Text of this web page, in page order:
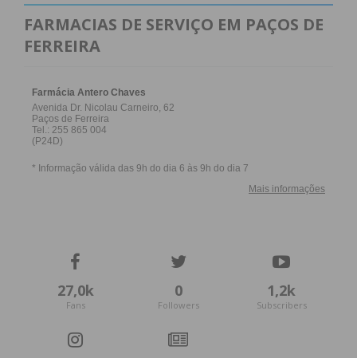
FARMACIAS DE SERVIÇO EM PAÇOS DE
FERREIRA
27,0k
Fans
0
Followers
1,2k
Subscribers